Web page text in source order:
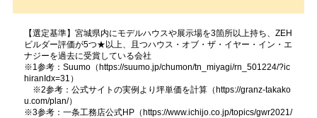
【選定基準】宮城県内にモデルハウスや展示場を3箇所以上持ち、ZEH
ビルダー評価が5つ★以上、且つハウス・オブ・ザ・イヤー・イン・エ
ナジーを過去に受賞している会社
※1参考：Suumo（https://suumo.jp/chumon/tn_miyagi/rn_501224/?ic
hiranIdx=31）
※2参考：公式サイトの実例より坪単価を計算（https://granz-takako
u.com/plan/）
※3参考：一条工務店公式HP（https://www.ichijo.co.jp/topics/gwr2021/